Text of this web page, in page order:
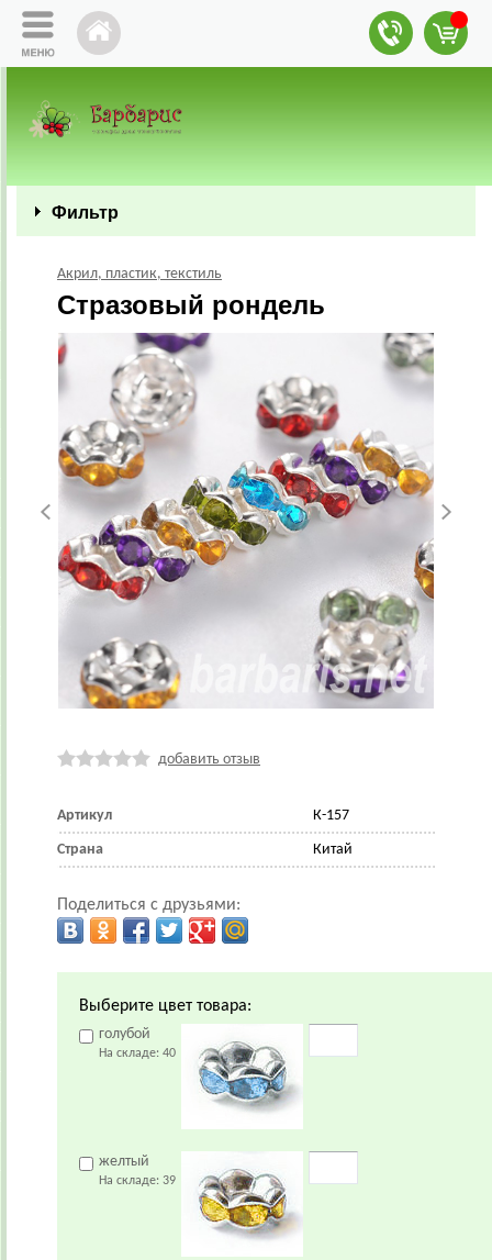
Фильтр
Акрил, пластик, текстиль
Стразовый рондель
добавить отзыв
Артикул К-157
Страна Китай
Поделиться с друзьями:
Выберите цвет товара:
голубой
На складе: 40
желтый
На складе: 39